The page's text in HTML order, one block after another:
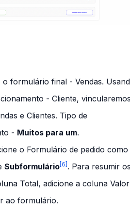
o formulário final - Vendas.
- Cliente,
e Clientes. Tipo de
- Muitos para um.
o Formulário de pedido como
Subformulário [6] . Para resumir
Total, adicione a coluna
ao formulário.